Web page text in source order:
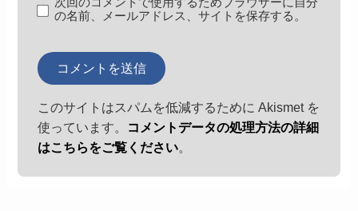
の名前、メールアドレス、サイトを保存する。
このサイトはスパムを低減するために Akismet を
使っています。
コメントデータの処理方法の詳細
はこちらをご覧ください。